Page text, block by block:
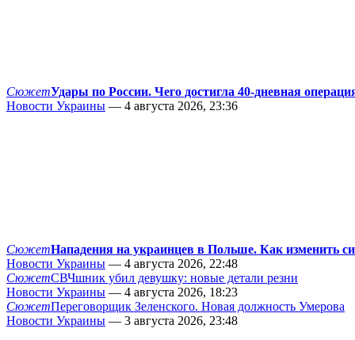
СюжетУдары по России. Чего достигла 40-дневная
Новости Украины — 4 августа 2026, 23:36
СюжетНападения на украинцев в Польше. Как изменить
Новости Украины — 4 августа 2026, 22:48
СюжетСВЧшник убил девушку: новые детали резни
Новости Украины — 4 августа 2026, 18:23
СюжетПереговорщик Зеленского. Новая должность Умерова
Новости Украины — 3 августа 2026, 23:48